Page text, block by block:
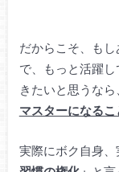
だからこそ、も
で、もっと活躍
きたいと思うなら
マスターになる
実際にボク自身